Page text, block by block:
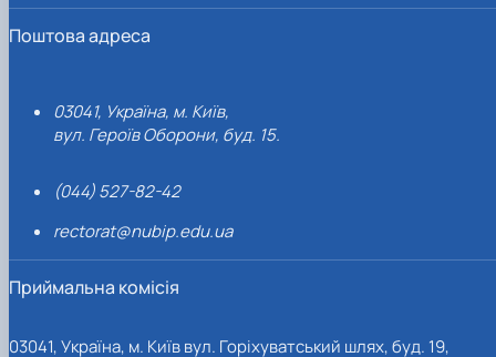
Поштова адреса
03041, Україна, м. Київ,
вул. Героїв Оборони, буд. 15.
(044) 527-82-42
rectorat@nubip.edu.ua
Приймальна комісія
03041, Україна, м. Київ вул. Горіхуватський шлях, буд. 19,